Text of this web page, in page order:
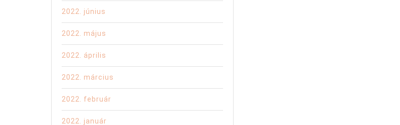
2022. június
2022. május
2022. április
2022. március
2022. február
2022. január